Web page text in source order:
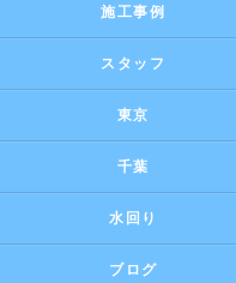
施工事例
スタッフ
東京
千葉
水回り
ブログ